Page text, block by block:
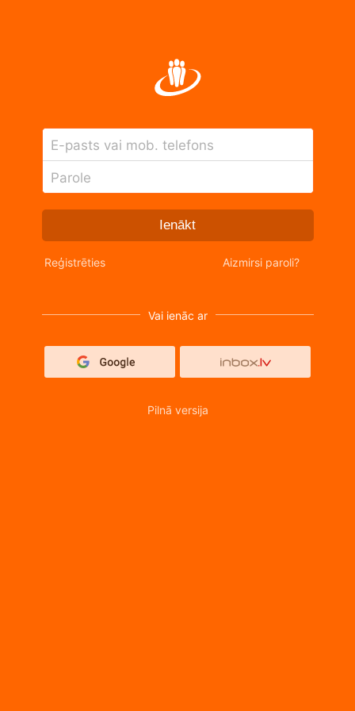
E-pasts vai mob. telefons
Parole
Ienākt
Reģistrēties Aizmirsi paroli?
Vai ienāc ar
Pilnā versija